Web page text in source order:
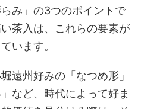
み」の3つのポイントで
茶入は、これらの要素が
います。
遠州好みの「なつめ形」
など、時代によって好ま